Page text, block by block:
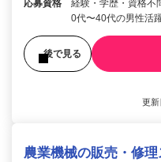
応募資格
経験・学歴・資格
0代〜40代の男性活
後で見る
更
農業機械の販売・修